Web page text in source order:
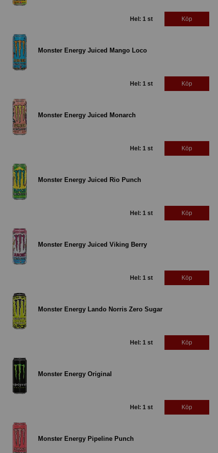
Hel: 1 st Köp
Monster Energy Juiced Mango Loco
Hel: 1 st Köp
Monster Energy Juiced Monarch
Hel: 1 st Köp
Monster Energy Juiced Rio Punch
Hel: 1 st Köp
Monster Energy Juiced Viking Berry
Hel: 1 st Köp
Monster Energy Lando Norris Zero Sugar
Hel: 1 st Köp
Monster Energy Original
Hel: 1 st Köp
Monster Energy Pipeline Punch